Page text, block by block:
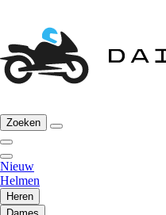
Zoeken
Nieuw
Helmen
Heren